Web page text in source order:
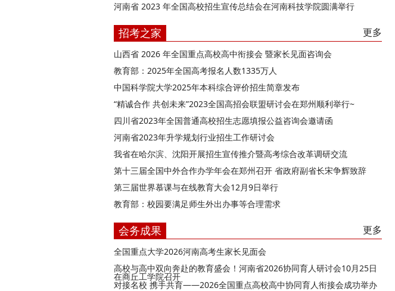
河南省 2023 年全国高校招生宣传总结会在河南科技学院圆满举行
招考之家 更多
山西省 2026 年全国重点高校高中衔接会 暨家长见面咨询会
教育部：2025年全国高考报名人数1335万人
中国科学院大学2025年本科综合评价招生简章发布
“精诚合作 共创未来”2023全国高招会联盟研讨会在郑州顺利举行~
四川省2023年全国普通高校招生志愿填报公益咨询会邀请函
河南省2023年升学规划行业招生工作研讨会
我省在哈尔滨、沈阳开展招生宣传推介暨高考综合改革调研交流
第十三届全国中外合作办学年会在郑州召开 省政府副省长宋争辉致辞
第三届世界慕课与在线教育大会12月9日举行
教育部：校园要满足师生外出办事等合理需求
会务成果 更多
全国重点大学2026河南高考生家长见面会
高校与高中双向奔赴的教育盛会！河南省2026协同育人研讨会10月25日
在商丘工学院召开
对接名校 携手共育——2026全国重点高校高中协同育人衔接会成功举办